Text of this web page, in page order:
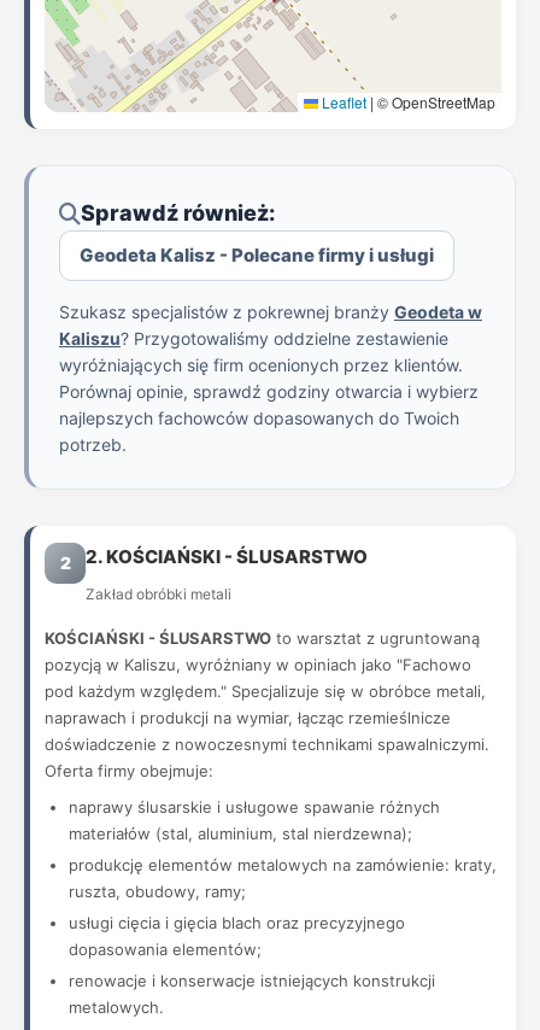
Leaflet|© OpenStreetMap
Sprawdź również:
Geodeta Kalisz - Polecane firmy i usługi
Szukasz specjalistów z pokrewnej branży Geodeta w
Kaliszu? Przygotowaliśmy oddzielne zestawienie
wyróżniających się firm ocenionych przez klientów.
Porównaj opinie, sprawdź godziny otwarcia i wybierz
najlepszych fachowców dopasowanych do Twoich
potrzeb.
2 2. KOŚCIAŃSKI - ŚLUSARSTWO
Zakład obróbki metali
KOŚCIAŃSKI - ŚLUSARSTWO to warsztat z ugruntowaną
pozycją w Kaliszu, wyróżniany w opiniach jako "Fachowo
pod każdym względem." Specjalizuje się w obróbce metali,
naprawach i produkcji na wymiar, łącząc rzemieślnicze
doświadczenie z nowoczesnymi technikami spawalniczymi.
Oferta firmy obejmuje:
naprawy ślusarskie i usługowe spawanie różnych
materiałów (stal, aluminium, stal nierdzewna);
produkcję elementów metalowych na zamówienie: kraty,
ruszta, obudowy, ramy;
usługi cięcia i gięcia blach oraz precyzyjnego
dopasowania elementów;
renowacje i konserwacje istniejących konstrukcji
metalowych.